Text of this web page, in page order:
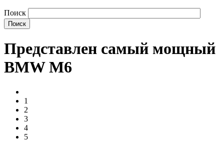
Поиск
Представлен самый мощный
BMW M6
1
2
3
4
5